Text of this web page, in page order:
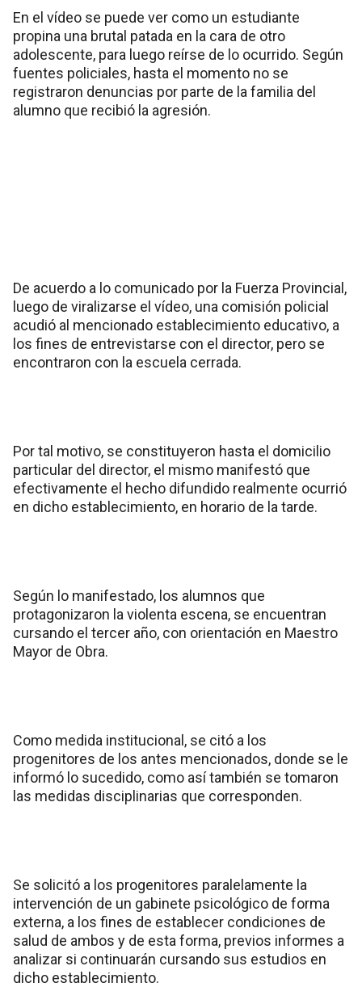
En el vídeo se puede ver como un estudiante
propina una brutal patada en la cara de otro
adolescente, para luego reírse de lo ocurrido. Según
fuentes policiales, hasta el momento no se
registraron denuncias por parte de la familia del
alumno que recibió la agresión.
De acuerdo a lo comunicado por la Fuerza Provincial,
luego de viralizarse el vídeo, una comisión policial
acudió al mencionado establecimiento educativo, a
los fines de entrevistarse con el director, pero se
encontraron con la escuela cerrada.
Por tal motivo, se constituyeron hasta el domicilio
particular del director, el mismo manifestó que
efectivamente el hecho difundido realmente ocurrió
en dicho establecimiento, en horario de la tarde.
Según lo manifestado, los alumnos que
protagonizaron la violenta escena, se encuentran
cursando el tercer año, con orientación en Maestro
Mayor de Obra.
Como medida institucional, se citó a los
progenitores de los antes mencionados, donde se le
informó lo sucedido, como así también se tomaron
las medidas disciplinarias que corresponden.
Se solicitó a los progenitores paralelamente la
intervención de un gabinete psicológico de forma
externa, a los fines de establecer condiciones de
salud de ambos y de esta forma, previos informes a
analizar si continuarán cursando sus estudios en
dicho establecimiento.